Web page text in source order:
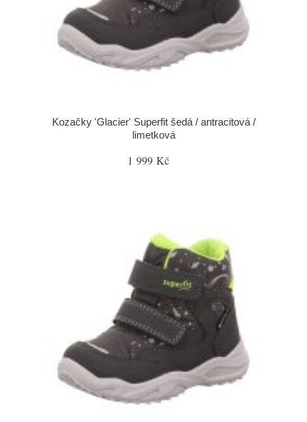
Kozačky 'Glacier' Superfit šedá / antracitová /
limetková
1 999 Kč